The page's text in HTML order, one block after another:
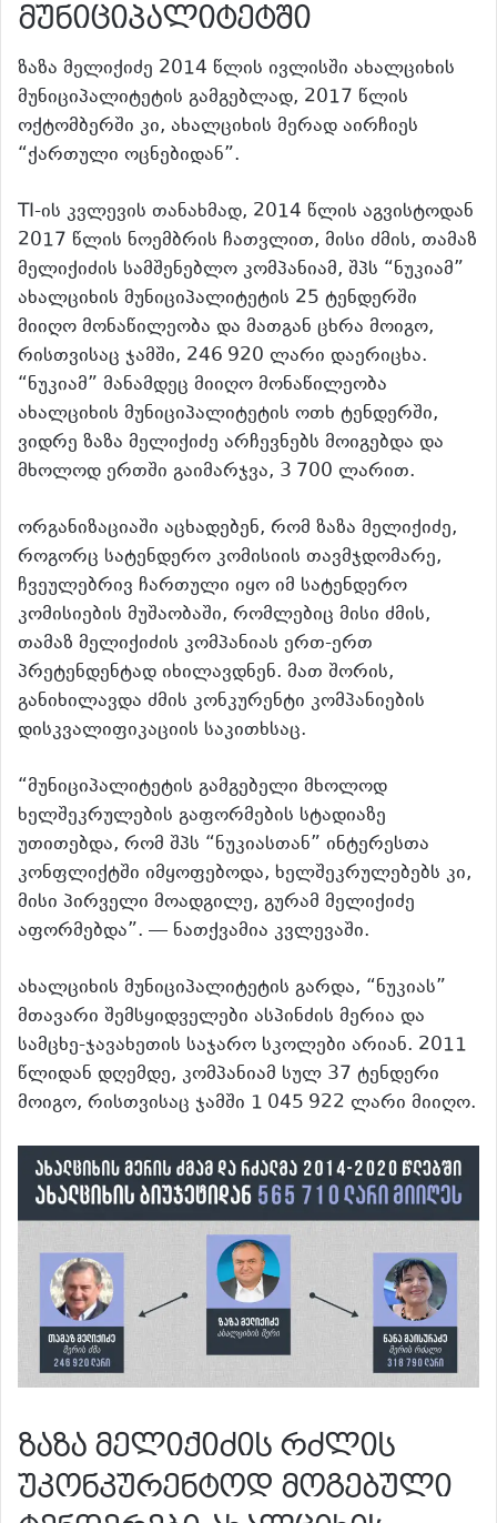
მუნიციპალიტეტში
ზაზა მელიქიძე 2014 წლის ივლისში ახალციხის
მუნიციპალიტეტის გამგებლად, 2017 წლის
ოქტომბერში კი, ახალციხის მერად აირჩიეს
“ქართული ოცნებიდან”.
TI-ის კვლევის თანახმად, 2014 წლის აგვისტოდან
2017 წლის ნოემბრის ჩათვლით, მისი ძმის, თამაზ
მელიქიძის სამშენებლო კომპანიამ, შპს “ნუკიამ”
ახალციხის მუნიციპალიტეტის 25 ტენდერში
მიიღო მონაწილეობა და მათგან ცხრა მოიგო,
რისთვისაც ჯამში, 246 920 ლარი დაერიცხა.
“ნუკიამ” მანამდეც მიიღო მონაწილეობა
ახალციხის მუნიციპალიტეტის ოთხ ტენდერში,
ვიდრე ზაზა მელიქიძე არჩევნებს მოიგებდა და
მხოლოდ ერთში გაიმარჯვა, 3 700 ლარით.
ორგანიზაციაში აცხადებენ, რომ ზაზა მელიქიძე,
როგორც სატენდერო კომისიის თავმჯდომარე,
ჩვეულებრივ ჩართული იყო იმ სატენდერო
კომისიების მუშაობაში, რომლებიც მისი ძმის,
თამაზ მელიქიძის კომპანიას ერთ-ერთ
პრეტენდენტად იხილავდნენ. მათ შორის,
განიხილავდა ძმის კონკურენტი კომპანიების
დისკვალიფიკაციის საკითხსაც.
“მუნიციპალიტეტის გამგებელი მხოლოდ
ხელშეკრულების გაფორმების სტადიაზე
უთითებდა, რომ შპს “ნუკიასთან” ინტერესთა
კონფლიქტში იმყოფებოდა, ხელშეკრულებებს კი,
მისი პირველი მოადგილე, გურამ მელიქიძე
აფორმებდა”. — ნათქვამია კვლევაში.
ახალციხის მუნიციპალიტეტის გარდა, “ნუკიას”
მთავარი შემსყიდველები ასპინძის მერია და
სამცხე-ჯავახეთის საჯარო სკოლები არიან. 2011
წლიდან დღემდე, კომპანიამ სულ 37 ტენდერი
მოიგო, რისთვისაც ჯამში 1 045 922 ლარი მიიღო.
ზაზა მელიქიძის რძლის
უკონკურენტოდ მოგებული